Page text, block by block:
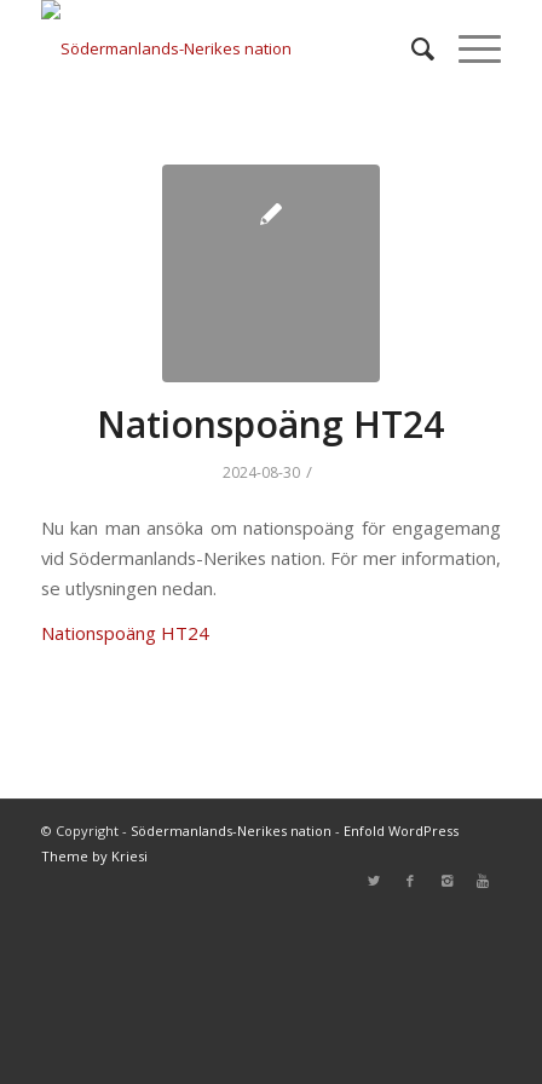
Nationspoäng HT24
2024-08-30 /
Nu kan man ansöka om nationspoäng för engagemang
vid Södermanlands-Nerikes nation. För mer information,
se utlysningen nedan.
Nationspoäng HT24
© Copyright - Södermanlands-Nerikes nation - Enfold WordPress
Theme by Kriesi